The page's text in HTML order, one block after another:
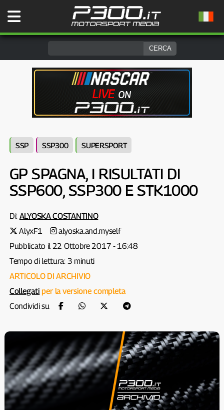
SSP SSP300 SUPERSPORT
GP SPAGNA, I RISULTATI DI
SSP600, SSP300 E STK1000
Di: ALYOSKA COSTANTINO
AlyxF1
alyoska.and.myself
Pubblicato il 22 Ottobre 2017 - 16:48
Tempo di lettura: 3 minuti
ARTICOLO DI ARCHIVIO
Collegati per la versione completa
Condividi su